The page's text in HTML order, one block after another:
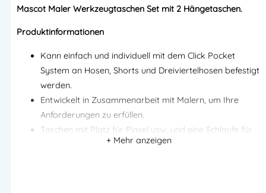
Mascot Maler Werkzeugtaschen Set mit 2 Hängetaschen.
Produktinformationen
Kann einfach und individuell mit dem Click Pocket
System an Hosen, Shorts und Dreiviertelhosen befestigt
werden.
Entwickelt in Zusammenarbeit mit Malern, um Ihre
Anforderungen zu erfüllen.
Taschen mit Platz für Pinsel usw. und eine Schlaufe für
Malerkrepp, die bei Bedarf an der anderen Tasche